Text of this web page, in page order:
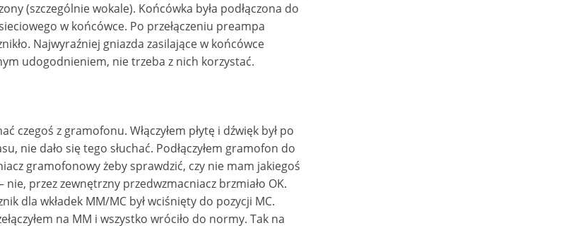
(szczególnie wokale). Końcówka była podłączona do
w końcówce. Po przełączeniu preampa
Najwyraźniej gniazda zasilające w końcówce
udogodnieniem, nie trzeba z nich korzystać.
czegoś z gramofonu. Włączyłem płytę i dźwięk był po
nie dało się tego słuchać. Podłączyłem gramofon do
gramofonowy żeby sprawdzić, czy nie mam jakiegoś
przez zewnętrzny przedwzmacniacz brzmiało OK.
dla wkładek MM/MC był wciśnięty do pozycji MC.
na MM i wszystko wróciło do normy. Tak na